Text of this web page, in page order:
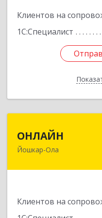
Клиентов на
1С:Специалист
ОНЛАЙН
Йошкар-Ола
Клиентов на
424000,